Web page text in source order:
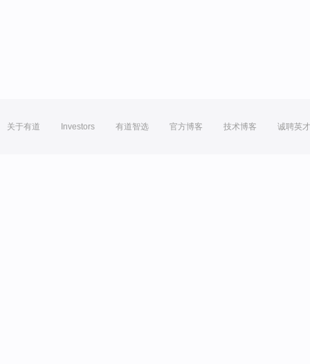
关于有道 Investors 有道智选 官方博客 技术博客 诚聘英才